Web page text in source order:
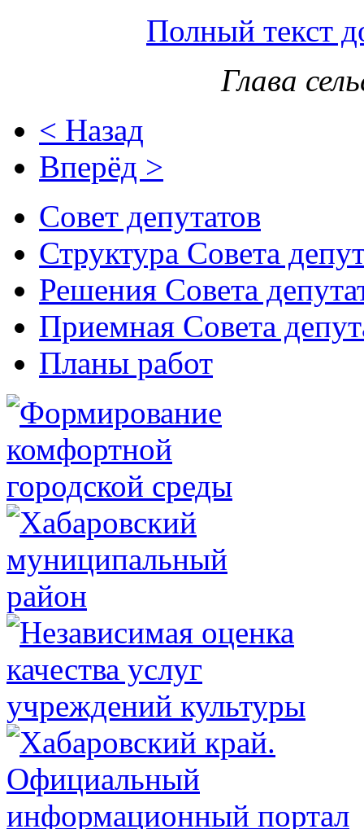
Полный текст
Глава
< Назад
Вперёд >
Совет депутатов
Структура Совета
Решения Совета
Приемная Совета
Планы работ